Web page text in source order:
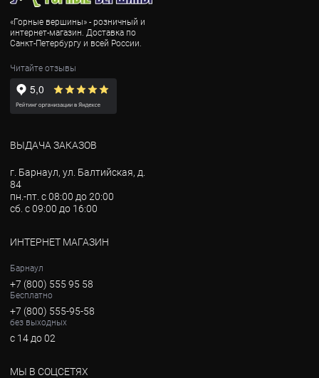
«Горные вершины» - розничный и
интернет-магазин. Доставка по
Санкт-Петербургу и всей России.
Читайте отзывы
ВЫДАЧА ЗАКАЗОВ
г. Барнаул, ул. Балтийская, д.
84
пн.-пт. с 08:00 до 20:00
сб. с 09:00 до 16:00
ИНТЕРНЕТ МАГАЗИН
Барнаул
+7 (800) 555 95 58
Бесплатно
+7 (800) 555-95-58
без выходных
с 14 до 02
МЫ В СОЦСЕТЯХ